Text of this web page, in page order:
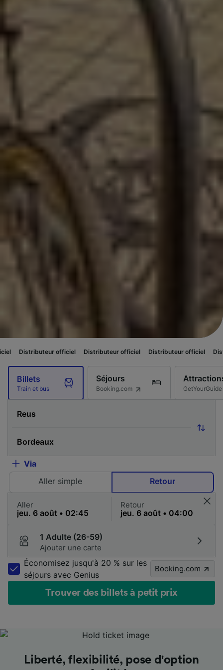
officiel Distributeur officiel Distributeur officiel Distributeur officiel
Billets
Train et bus
Séjours
Booking.com GetYourGuide
Via
Aller simple
Retour
Aller Retour
1 Adulte (26-59)
Ajouter une carte
Économisez jusqu'à 20 % sur les
séjours avec Genius
Booking.com
Trouver des billets à petit prix
Liberté, flexibilité, pose d'option
Un accompagnement aux petits
Les meilleurs prix en un coup d'œil
Liberté, flexibilité, pose d'option
Un accompagnement aux petits
Les meilleurs prix en un coup d'œil
Liberté, flexibilité, pose d'option
Un accompagnement aux petits
Les meilleurs prix en un coup d'œil